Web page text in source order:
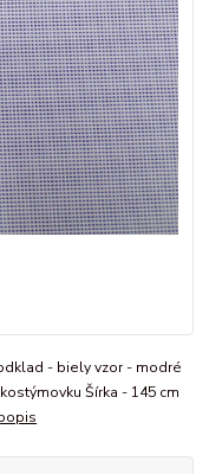
- biely vzor - modré
Šírka - 145 cm